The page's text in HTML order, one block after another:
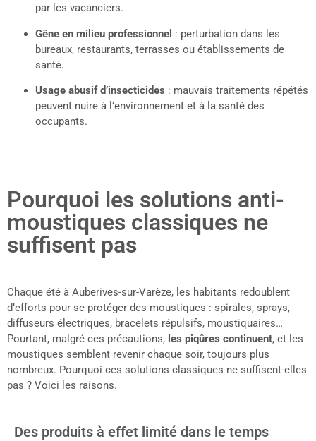
par les vacanciers.
Gêne en milieu professionnel : perturbation dans les
bureaux, restaurants, terrasses ou établissements de
santé.
Usage abusif d’insecticides : mauvais traitements répétés
peuvent nuire à l’environnement et à la santé des
occupants.
Pourquoi les solutions anti-
moustiques classiques ne
suffisent pas
Chaque été à Auberives-sur-Varèze, les habitants redoublent
d’efforts pour se protéger des moustiques : spirales, sprays,
diffuseurs électriques, bracelets répulsifs, moustiquaires…
Pourtant, malgré ces précautions, les piqûres continuent, et les
moustiques semblent revenir chaque soir, toujours plus
nombreux. Pourquoi ces solutions classiques ne suffisent-elles
pas ? Voici les raisons.
Des produits à effet limité dans le temps